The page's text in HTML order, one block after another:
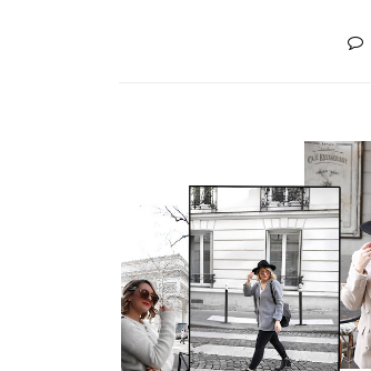
MINIMALISME : COMMENT
CHOISIR SES V...